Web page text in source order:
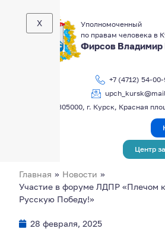
Уполномоченный
по правам человека в
Фирсов Владимир
+7 (4712) 54-
305000, г. Курск, Красная
X
Центр
Главная » Новости »
Участие в форуме ЛДПР «Плечом
Русскую Победу!»
28 февраля, 2025